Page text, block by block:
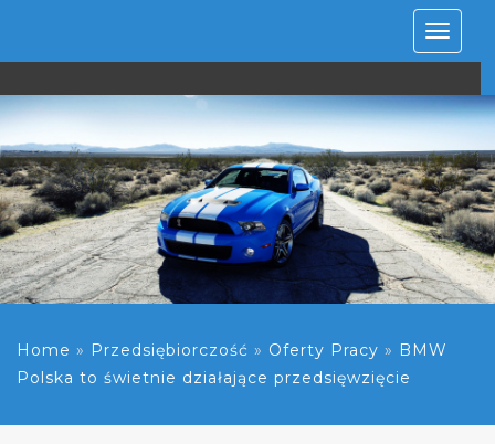
Rozwiń
Home » Przedsiębiorczość » Oferty Pracy » BMW
Polska to świetnie działające przedsięwzięcie